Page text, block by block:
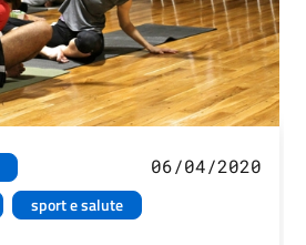
sport e salute
06/04/2020